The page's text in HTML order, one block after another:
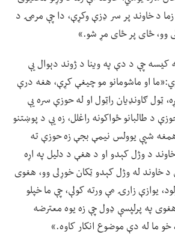
د خاوند پر سر ډزې وکړې، دا چې مرمۍ د
وو، ځای پر ځای مړ شو.»
چې د دې په وینا د ژوند دېوال یې
او ماشومانو مو چیغې کړې، هغه درې
ټول ګاونډیان راټول او له حوزې سره یې
د طالبانو ځواکونه راغلل، زه یې د پوښتنو
همغه شپې یوولس نیمې بجې زه حوزې ته
د وژل کېدو او د هغې د دلیل په اړه
د خاوند له وژل کېدو ټکان خوړلی وو، هغوی
یوازې زارۍ مې ورته کولې، چې ما خپلو
په پرلپسې ډول چې زه یوه معترضه
خو ما له دې موضوع انکار کاوه.»